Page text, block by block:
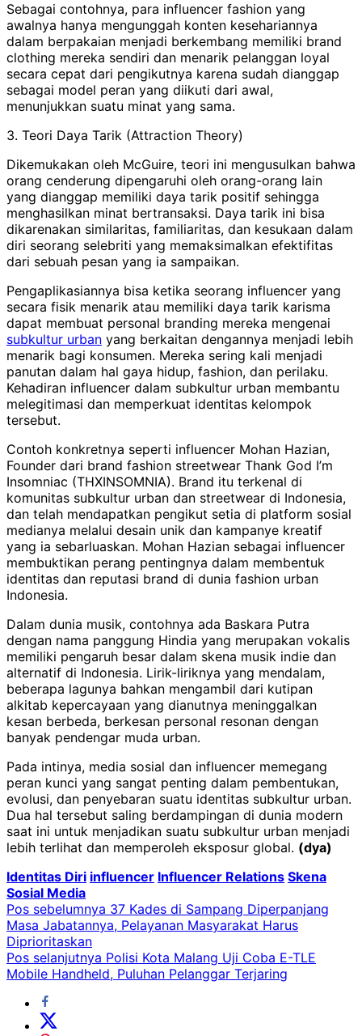
Sebagai contohnya, para influencer fashion yang
awalnya hanya mengunggah konten kesehariannya
dalam berpakaian menjadi berkembang memiliki brand
clothing mereka sendiri dan menarik pelanggan loyal
secara cepat dari pengikutnya karena sudah dianggap
sebagai model peran yang diikuti dari awal,
menunjukkan suatu minat yang sama.
3. Teori Daya Tarik (Attraction Theory)
Dikemukakan oleh McGuire, teori ini mengusulkan bahwa
orang cenderung dipengaruhi oleh orang-orang lain
yang dianggap memiliki daya tarik positif sehingga
menghasilkan minat bertransaksi. Daya tarik ini bisa
dikarenakan similaritas, familiaritas, dan kesukaan dalam
diri seorang selebriti yang memaksimalkan efektifitas
dari sebuah pesan yang ia sampaikan.
Pengaplikasiannya bisa ketika seorang influencer yang
secara fisik menarik atau memiliki daya tarik karisma
dapat membuat personal branding mereka mengenai
subkultur urban yang berkaitan dengannya menjadi lebih
menarik bagi konsumen. Mereka sering kali menjadi
panutan dalam hal gaya hidup, fashion, dan perilaku.
Kehadiran influencer dalam subkultur urban membantu
melegitimasi dan memperkuat identitas kelompok
tersebut.
Contoh konkretnya seperti influencer Mohan Hazian,
Founder dari brand fashion streetwear Thank God I’m
Insomniac (THXINSOMNIA). Brand itu terkenal di
komunitas subkultur urban dan streetwear di Indonesia,
dan telah mendapatkan pengikut setia di platform sosial
medianya melalui desain unik dan kampanye kreatif
yang ia sebarluaskan. Mohan Hazian sebagai influencer
membuktikan perang pentingnya dalam membentuk
identitas dan reputasi brand di dunia fashion urban
Indonesia.
Dalam dunia musik, contohnya ada Baskara Putra
dengan nama panggung Hindia yang merupakan vokalis
memiliki pengaruh besar dalam skena musik indie dan
alternatif di Indonesia. Lirik-liriknya yang mendalam,
beberapa lagunya bahkan mengambil dari kutipan
alkitab kepercayaan yang dianutnya meninggalkan
kesan berbeda, berkesan personal resonan dengan
banyak pendengar muda urban.
Pada intinya, media sosial dan influencer memegang
peran kunci yang sangat penting dalam pembentukan,
evolusi, dan penyebaran suatu identitas subkultur urban.
Dua hal tersebut saling berdampingan di dunia modern
saat ini untuk menjadikan suatu subkultur urban menjadi
lebih terlihat dan memperoleh eksposur global. (dya)
Identitas Diri influencer Influencer Relations Skena
Sosial Media
Navigasi
pos
Pos sebelumnya 37 Kades di Sampang Diperpanjang
Masa Jabatannya, Pelayanan Masyarakat Harus
Diprioritaskan
Pos selanjutnya Polisi Kota Malang Uji Coba E-TLE
Mobile Handheld, Puluhan Pelanggar Terjaring